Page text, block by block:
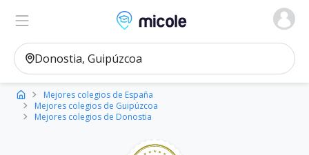
Micole, buscador de colegios
Ver en el mapa
Mejores colegios de España
Mejores colegios de Guipúzcoa
Mejores colegios de Donostia